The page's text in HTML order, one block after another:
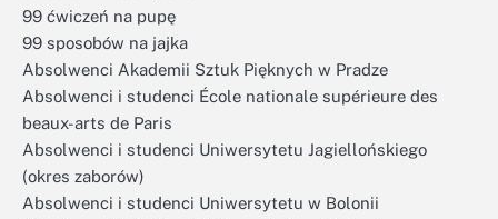
99 ćwiczeń na pupę
99 sposobów na jajka
Absolwenci Akademii Sztuk Pięknych w Pradze
Absolwenci i studenci École nationale supérieure des
beaux-arts de Paris
Absolwenci i studenci Uniwersytetu Jagiellońskiego
(okres zaborów)
Absolwenci i studenci Uniwersytetu w Bolonii